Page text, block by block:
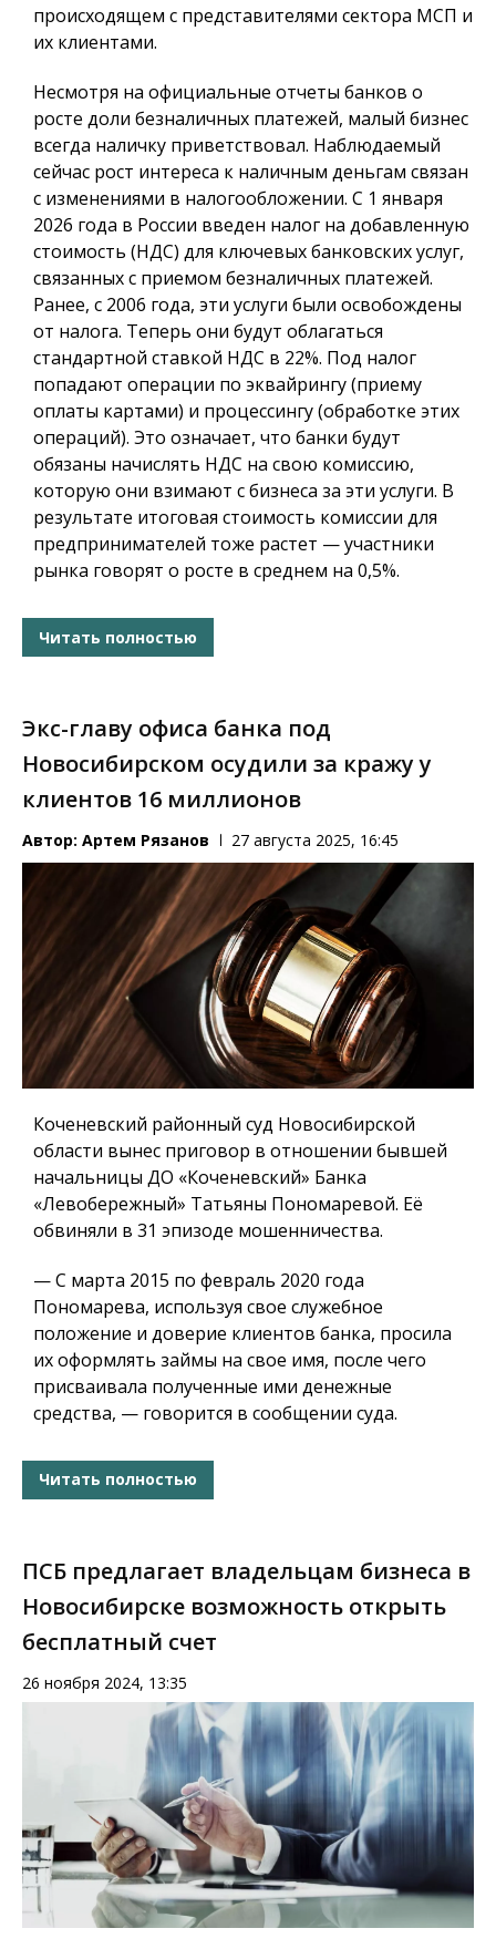
происходящем с представителями сектора МСП и
их клиентами.
Несмотря на официальные отчеты банков о
росте доли безналичных платежей, малый бизнес
всегда наличку приветствовал. Наблюдаемый
сейчас рост интереса к наличным деньгам связан
с изменениями в налогообложении. С 1 января
2026 года в России введен налог на добавленную
стоимость (НДС) для ключевых банковских услуг,
связанных с приемом безналичных платежей.
Ранее, с 2006 года, эти услуги были освобождены
от налога. Теперь они будут облагаться
стандартной ставкой НДС в 22%. Под налог
попадают операции по эквайрингу (приему
оплаты картами) и процессингу (обработке этих
операций). Это означает, что банки будут
обязаны начислять НДС на свою комиссию,
которую они взимают с бизнеса за эти услуги. В
результате итоговая стоимость комиссии для
предпринимателей тоже растет — участники
рынка говорят о росте в среднем на 0,5%.
Читать полностью
Экс-главу офиса банка под
Новосибирском осудили за кражу у
клиентов 16 миллионов
Автор: Артем Рязанов 27 августа 2025, 16:45
Коченевский районный суд Новосибирской
области вынес приговор в отношении бывшей
начальницы ДО «Коченевский» Банка
«Левобережный» Татьяны Пономаревой. Её
обвиняли в 31 эпизоде мошенничества.​​​​​​​
— С марта 2015 по февраль 2020 года
Пономарева, используя свое служебное
положение и доверие клиентов банка, просила
их оформлять займы на свое имя, после чего
присваивала полученные ими денежные
средства, — говорится в сообщении суда.
Читать полностью
ПСБ предлагает владельцам бизнеса в
Новосибирске возможность открыть
бесплатный счет
26 ноября 2024, 13:35